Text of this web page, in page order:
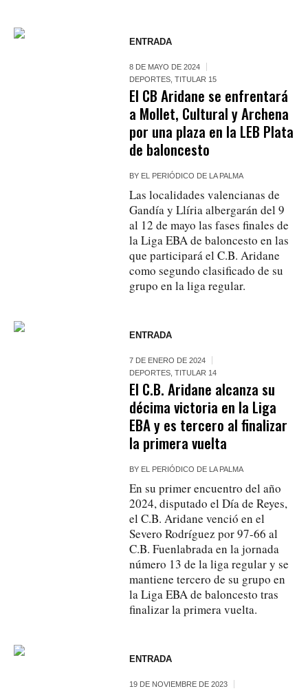
ENTRADA
8 DE MAYO DE 2024
DEPORTES ,TITULAR 15
El CB Aridane se enfrentará
a Mollet, Cultural y Archena
por una plaza en la LEB Plata
de baloncesto
BY EL PERIÓDICO DE LA PALMA
Las localidades valencianas de
Gandía y Llíria albergarán del 9
al 12 de mayo las fases finales de
la Liga EBA de baloncesto en las
que participará el C.B. Aridane
como segundo clasificado de su
grupo en la liga regular.
ENTRADA
7 DE ENERO DE 2024
DEPORTES ,TITULAR 14
El C.B. Aridane alcanza su
décima victoria en la Liga
EBA y es tercero al finalizar
la primera vuelta
BY EL PERIÓDICO DE LA PALMA
En su primer encuentro del año
2024, disputado el Día de Reyes,
el C.B. Aridane venció en el
Severo Rodríguez por 97-66 al
C.B. Fuenlabrada en la jornada
número 13 de la liga regular y se
mantiene tercero de su grupo en
la Liga EBA de baloncesto tras
finalizar la primera vuelta.
ENTRADA
19 DE NOVIEMBRE DE 2023